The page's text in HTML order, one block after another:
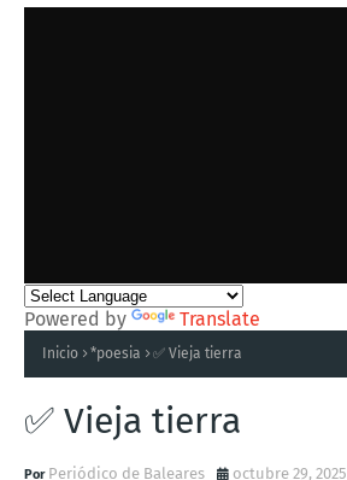
Powered by Translate
Inicio *poesia ✅ Vieja tierra
✅ Vieja tierra
Periódico de Baleares octubre 29, 2025